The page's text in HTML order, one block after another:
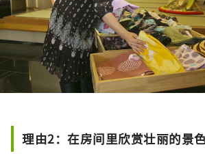
理由2：在房间里欣赏壮丽的景